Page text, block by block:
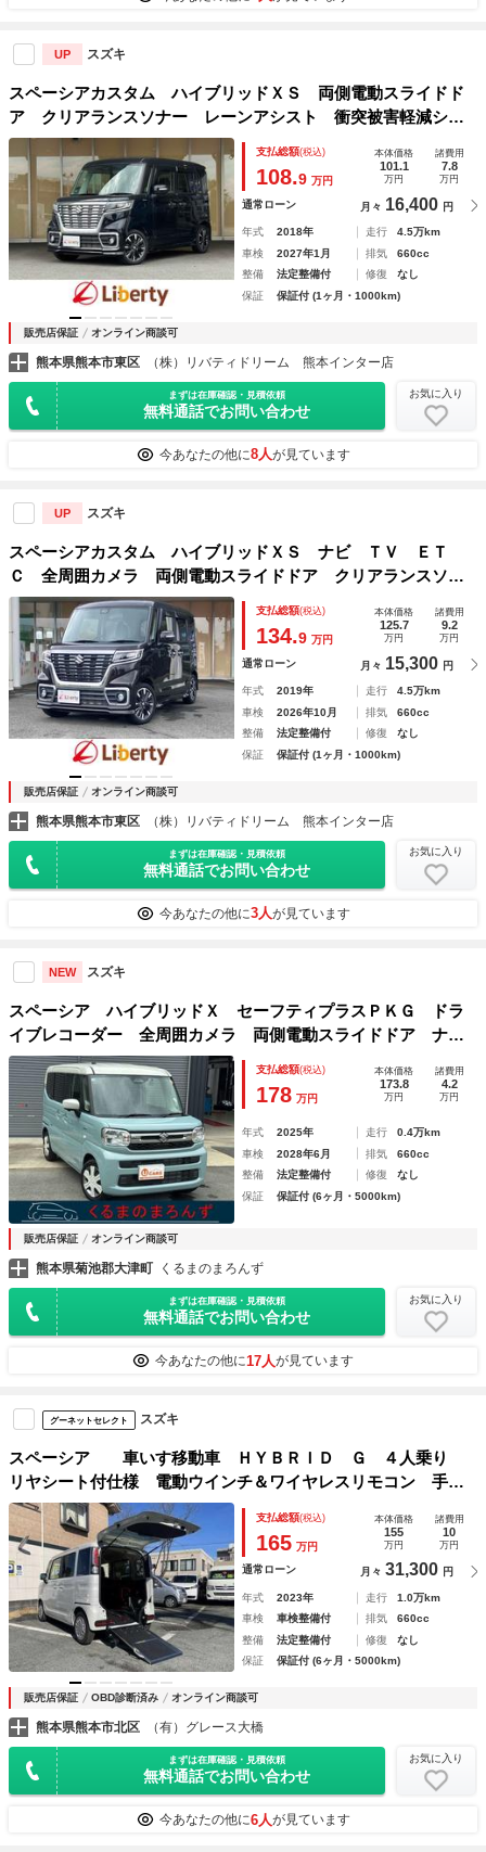
UP スズキ
スペーシアカスタム ハイブリッドＸＳ 両側電動スライドド
ア クリアランスソナー レーンアシスト 衝突被害軽減シス
テム オートライト スマートキー アイドリングストップ
電動格納ミラー シートヒーター ベンチシート ＣＶＴ Ｅ
ＳＣ
支払総額(税込)
108.9 万円
本体価格
101.1
万円
諸費用
7.8
万円
通常ローン 月々 16,400 円
年式 2018年 走行
4.5万km
車検
2027年1月 排気
660cc
整備
法定整備付 修復
なし
保証
保証付 (1ヶ月・1000km)
販売店保証 オンライン商談可
熊本県熊本市東区 （株）リバティドリーム 熊本インター店
まずは在庫確認・見積依頼
無料通話でお問い合わせ
お気に入り
今あなたの他に8人が見ています
UP スズキ
スペーシアカスタム ハイブリッドＸＳ ナビ ＴＶ ＥＴ
Ｃ 全周囲カメラ 両側電動スライドドア クリアランスソナ
ー レーンアシスト 衝突被害軽減システム オートライト
スマートキー アイドリングストップ 電動格納ミラー シー
トヒーター
支払総額(税込)
134.9 万円
本体価格
125.7
万円
諸費用
9.2
万円
通常ローン 月々 15,300 円
年式 2019年 走行
4.5万km
車検
2026年10月 排気
660cc
整備
法定整備付 修復
なし
保証
保証付 (1ヶ月・1000km)
販売店保証 オンライン商談可
熊本県熊本市東区 （株）リバティドリーム 熊本インター店
まずは在庫確認・見積依頼
無料通話でお問い合わせ
お気に入り
今あなたの他に3人が見ています
NEW スズキ
スペーシア ハイブリッドＸ セーフティプラスＰＫＧ ドラ
イブレコーダー 全周囲カメラ 両側電動スライドドア ナ
ビ ＴＶ クリアランスソナー オートクルーズコントロー
ル オートライト スマートキー 電動格納ミラー シート
ヒーター
支払総額(税込)
178 万円
本体価格
173.8
万円
諸費用
4.2
万円
年式 2025年 走行
0.4万km
車検
2028年6月 排気
660cc
整備
法定整備付 修復
なし
保証
保証付 (6ヶ月・5000km)
販売店保証 オンライン商談可
熊本県菊池郡大津町 くるまのまろんず
まずは在庫確認・見積依頼
無料通話でお問い合わせ
お気に入り
今あなたの他に17人が見ています
グーネットセレクト スズキ
スペーシア 車いす移動車 ＨＹＢＲＩＤ Ｇ ４人乗り
リヤシート付仕様 電動ウインチ＆ワイヤレスリモコン 手動
車いす固定装置 ブレーキサポート Ｍナビ フルセグＴＶ
Ｂカメラ ＥＴＣ キーフリー 禁煙車
支払総額(税込)
165 万円
本体価格
155
万円
諸費用
10
万円
通常ローン 月々 31,300 円
年式 2023年 走行
1.0万km
車検
車検整備付 排気
660cc
整備
法定整備付 修復
なし
保証
保証付 (6ヶ月・5000km)
販売店保証 OBD診断済み オンライン商談可
熊本県熊本市北区 （有）グレース大橋
まずは在庫確認・見積依頼
無料通話でお問い合わせ
お気に入り
今あなたの他に6人が見ています